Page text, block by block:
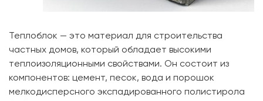
Теплоблок — это материал для строительства
частных домов, который обладает высокими
теплоизоляционными свойствами. Он состоит из
компонентов: цемент, песок, вода и порошок
мелкодисперсного экспадированного полистирола